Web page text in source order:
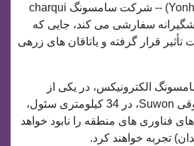
SUWON، کره، 15 (Yonhap) -- شرکت سامسونگ charqui
سفارشی می کند، جایی که
قرار گرفته و یاتاقان های زرهی
الکترونیکس، در یکی از
سهامداران کارخانه عروقی Suwon، در 34 کیلومتری سئول،
فناوری های منطقه را نابود خواهد
تجربه خواهند کرد.